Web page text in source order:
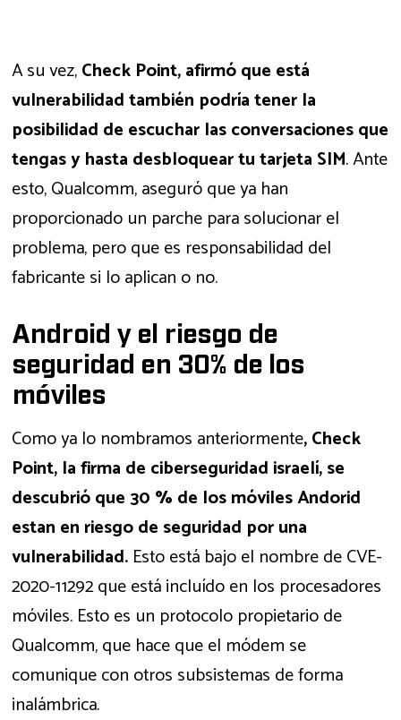
A su vez,Check Point, afirmó que está
vulnerabilidad también podría tener la
posibilidad de escuchar las conversaciones que
tengas y hasta desbloquear tu tarjeta SIM. Ante
esto, Qualcomm, aseguró que ya han
proporcionado un parche para solucionar el
problema, pero que es responsabilidad del
fabricante si lo aplican o no.
Android y el riesgo de
seguridad en 30% de los
móviles
Como ya lo nombramos anteriormente, Check
Point, la firma de ciberseguridad israelí, se
descubrió que 30 % de los móviles Andorid
estan en riesgo de seguridad por una
vulnerabilidad. Esto está bajo el nombre de CVE-
2020-11292 que está incluído en los procesadores
móviles. Esto es un protocolo propietario de
Qualcomm, que hace que el módem se
comunique con otros subsistemas de forma
inalámbrica.